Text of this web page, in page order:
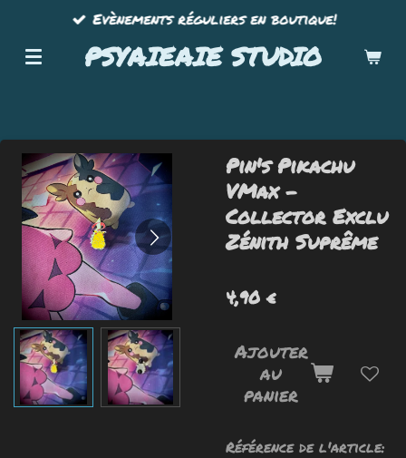
contenu
PSYAIEAIE STUDIO
Evènements réguliers en boutique!
Pin's Pikachu
VMax -
Collector Exclu
Zénith Suprême
4,90 €
Ajouter
au
panier
Référence de l'article: